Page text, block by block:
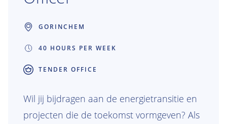
GORINCHEM
40 HOURS PER WEEK
TENDER OFFICE
Wil jij bijdragen aan de energietransitie en
projecten die de toekomst vormgeven? Als